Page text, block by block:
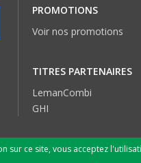
PROMOTIONS
Voir nos promotions
TITRES PARTENAIRES
LemanCombi
GHI
sur ce site, vous acceptez